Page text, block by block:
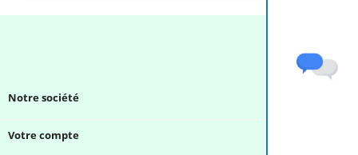
Notre société
Votre compte